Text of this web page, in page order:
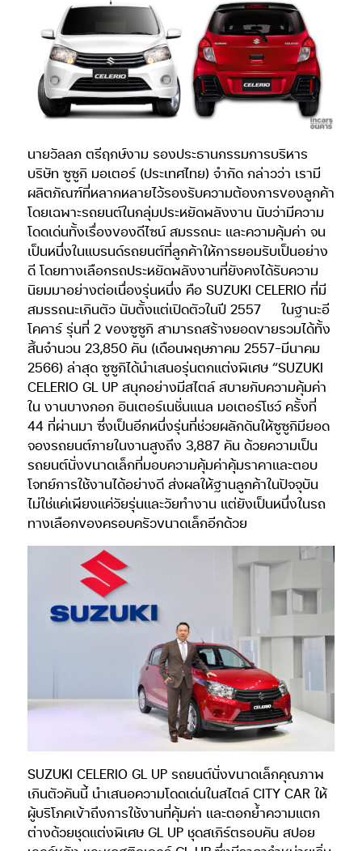
นายวัลลภ ตรีฤกษ์งาม รองประธานกรรมการบริหาร
บริษัท ซูซูกิ มอเตอร์ (ประเทศไทย) จำกัด กล่าวว่า เรามี
ผลิตภัณฑ์ที่หลากหลายไว้รองรับความต้องการของลูกค้า
โดยเฉพาะรถยนต์ในกลุ่มประหยัดพลังงาน นับว่ามีความ
โดดเด่นทั้งเรื่องของดีไซน์ สมรรถนะ และความคุ้มค่า จน
เป็นหนึ่งในแบรนด์รถยนต์ที่ลูกค้าให้การยอมรับเป็นอย่าง
ดี โดยทางเลือกรถประหยัดพลังงานที่ยังคงได้รับความ
นิยมมาอย่างต่อเนื่องรุ่นหนึ่ง คือ SUZUKI CELERIO ที่มี
สมรรถนะเกินตัว นับตั้งแต่เปิดตัวในปี 2557
ในฐานะอี
โคคาร์ รุ่นที่ 2 ของซูซูกิ สามารถสร้างยอดขายรวมได้ทั้ง
สิ้นจำนวน 23,850 คัน (เดือนพฤษภาคม 2557-มีนาคม
2566) ล่าสุด ซูซูกิได้นำเสนอรุ่นตกแต่งพิเศษ “SUZUKI
CELERIO GL UP สนุกอย่างมีสไตล์ สบายกับความคุ้มค่า
ใน งานบางกอก อินเตอร์เนชั่นแนล มอเตอร์โชว์ ครั้งที่
44 ที่ผ่านมา ซึ่งเป็นอีกหนึ่งรุ่นที่ช่วยผลักดันให้ซูซูกิมียอด
จองรถยนต์ภายในงานสูงถึง 3,887 คัน ด้วยความเป็น
รถยนต์นั่งขนาดเล็กที่มอบความคุ้มค่าคุ้มราคาและตอบ
โจทย์การใช้งานได้อย่างดี ส่งผลให้ฐานลูกค้าในปัจจุบัน
ไม่ใช่แค่เพียงแค่วัยรุ่นและวัยทำงาน แต่ยังเป็นหนึ่งในรถ
ทางเลือกของครอบครัวขนาดเล็กอีกด้วย
SUZUKI CELERIO GL UP รถยนต์นั่งขนาดเล็กคุณภาพ
เกินตัวคันนี้ นำเสนอความโดดเด่นในสไตล์ CITY CAR ให้
ผู้บริโภคเข้าถึงการใช้งานที่คุ้มค่า และตอกย้ำความแตก
ต่างด้วยชุดแต่งพิเศษ GL UP ชุดสเกิร์ตรอบคัน สปอย